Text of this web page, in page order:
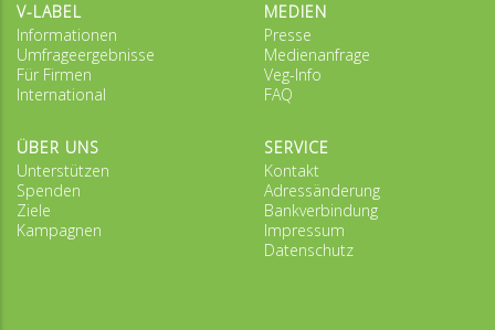
V-LABEL
Informationen
Umfrageergebnisse
Für Firmen
International
MEDIEN
Presse
Medienanfrage
Veg-Info
FAQ
ÜBER UNS
Unterstützen
Spenden
Ziele
Kampagnen
SERVICE
Kontakt
Adressänderung
Bankverbindung
Impressum
Datenschutz